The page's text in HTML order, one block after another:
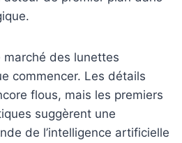
des lunettes
commencer. Les détails
flous, mais les premiers
suggèrent une
de l’intelligence artificielle